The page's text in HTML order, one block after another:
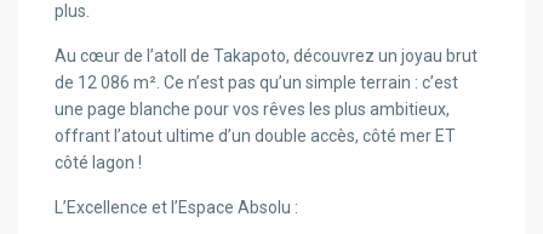
plus.
Au cœur de l’atoll de Takapoto, découvrez un joyau brut
de 12 086 m². Ce n’est pas qu’un simple terrain : c’est
une page blanche pour vos rêves les plus ambitieux,
offrant l’atout ultime d’un double accès, côté mer ET
côté lagon !
L’Excellence et l’Espace Absolu :